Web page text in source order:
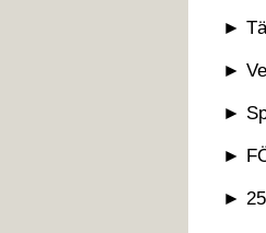
►
►
►
►
►